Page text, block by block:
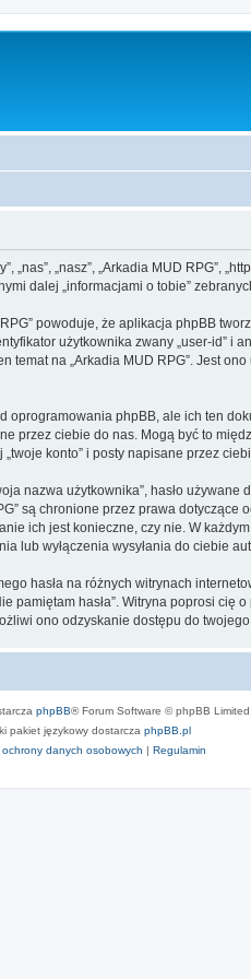
„nasz”, „Arkadia MUD RPG”,
dalej „informacjami o tobie”
powoduje, że aplikacja phpBB
użytkownika zwany „user-id” i
na „Arkadia MUD RPG”. Jest
phpBB, ale ich ten
przez ciebie do nas. Mogą być to
konto” i posty napisane przez
użytkownika”, hasło używane
są chronione przez prawa
ich jest konieczne, czy nie. W
lub wyłączenia wysyłania do ciebie
hasła na różnych witrynach
pamiętam hasła”. Witryna poprosi
ono odzyskanie dostępu do
phpBB® Forum Software © phpBB Limited
pakiet językowy dostarcza phpBB.pl
danych osobowych | Regulamin